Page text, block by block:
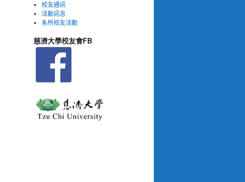
校友通訊
活動訊息
系所校友活動
慈濟大學校友會FB